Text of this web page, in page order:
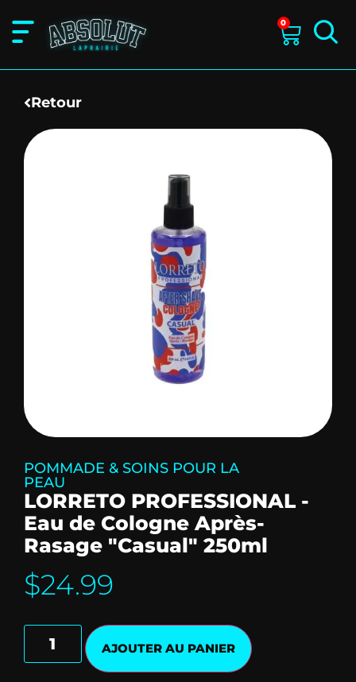
0
Retour
POMMADE & SOINS POUR LA
PEAU
LORRETO PROFESSIONAL -
Eau de Cologne Après-
Rasage "Casual" 250ml
$24.99
AJOUTER AU PANIER